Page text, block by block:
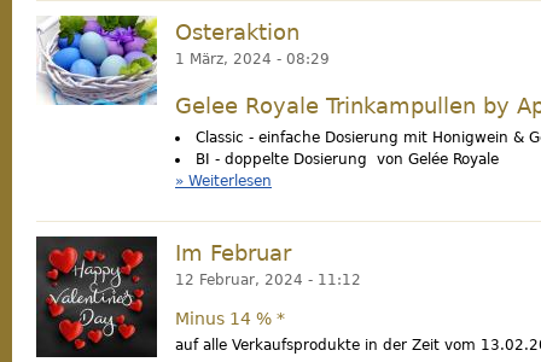
79875fd2-270a-48c1-b1d0-d5f86612e57a.jpeg
Osteraktion
1 März, 2024 - 08:29
Gelee Royale Trinkampullen by
Classic - einfache Dosierung mit Honigwein &
BI - doppelte Dosierung von Gelée Royale
Weiterlesen
valentin_2021.jpg
Im Februar
12 Februar, 2024 - 11:12
Minus 14 % *
auf alle Verkaufsprodukte in der Zeit vom